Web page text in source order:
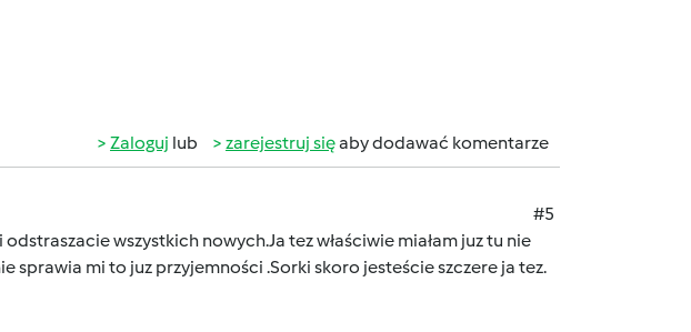
Zaloguj lub zarejestruj sięaby dodawać komentarze
#5
wszystkich nowych.Ja tez właściwie miałam juz tu nie
sprawia mi to juz przyjemności .Sorki skoro jesteście szczere ja tez.